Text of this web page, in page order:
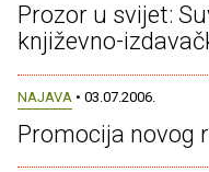
Prozor u svijet:
književno-
NAJAVA • 03.07.2006.
Promocija novog